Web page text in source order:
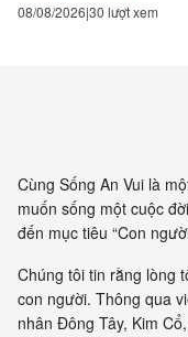
08/08/2026 30 lượt xem
Cùng Sống An Vui là
muốn sống một cuộc
đến mục tiêu “Con
Chúng tôi tin rằng lòng
con người. Thông qua
nhân Đông Tây, Kim